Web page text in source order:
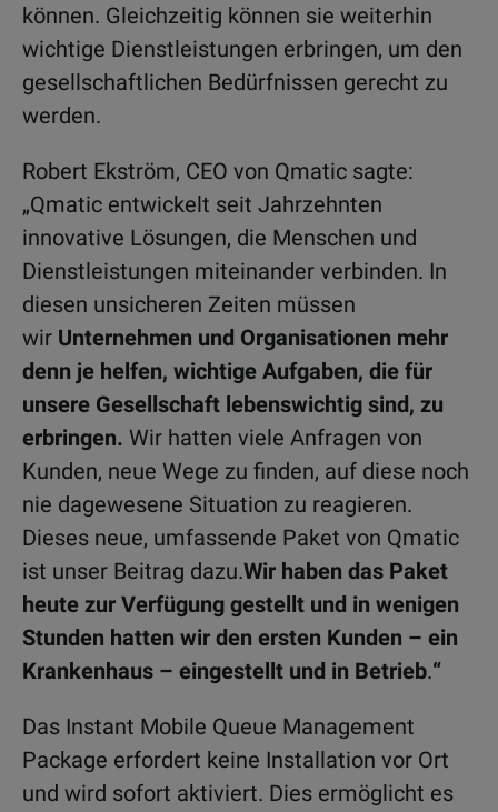
können. Gleichzeitig können sie weiterhin
wichtige Dienstleistungen erbringen, um den
gesellschaftlichen Bedürfnissen gerecht zu
werden.
Robert Ekström, CEO von Qmatic sagte:
„Qmatic entwickelt seit Jahrzehnten
innovative Lösungen, die Menschen und
Dienstleistungen miteinander verbinden. In
diesen unsicheren Zeiten müssen
wir Unternehmen und Organisationen mehr
denn je helfen, wichtige Aufgaben, die für
unsere Gesellschaft lebenswichtig sind, zu
erbringen. Wir hatten viele Anfragen von
Kunden, neue Wege zu finden, auf diese noch
nie dagewesene Situation zu reagieren.
Dieses neue, umfassende Paket von Qmatic
ist unser Beitrag dazu.Wir haben das Paket
heute zur Verfügung gestellt und in wenigen
Stunden hatten wir den ersten Kunden – ein
Krankenhaus – eingestellt und in Betrieb.“
Das Instant Mobile Queue Management
Package erfordert keine Installation vor Ort
und wird sofort aktiviert. Dies ermöglicht es